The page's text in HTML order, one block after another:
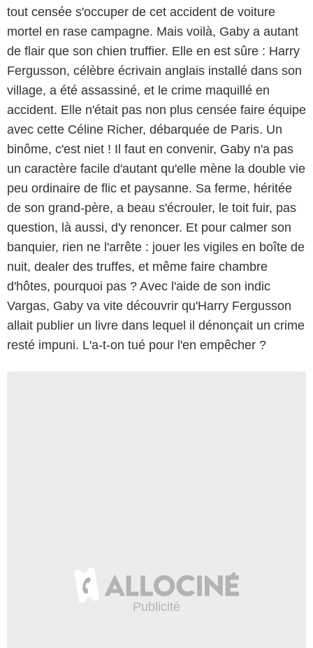
tout censée s'occuper de cet accident de voiture
mortel en rase campagne. Mais voilà, Gaby a autant
de flair que son chien truffier. Elle en est sûre : Harry
Fergusson, célèbre écrivain anglais installé dans son
village, a été assassiné, et le crime maquillé en
accident. Elle n'était pas non plus censée faire équipe
avec cette Céline Richer, débarquée de Paris. Un
binôme, c'est niet ! Il faut en convenir, Gaby n'a pas
un caractère facile d'autant qu'elle mène la double vie
peu ordinaire de flic et paysanne. Sa ferme, héritée
de son grand-père, a beau s'écrouler, le toit fuir, pas
question, là aussi, d'y renoncer. Et pour calmer son
banquier, rien ne l'arrête : jouer les vigiles en boîte de
nuit, dealer des truffes, et même faire chambre
d'hôtes, pourquoi pas ? Avec l'aide de son indic
Vargas, Gaby va vite découvrir qu'Harry Fergusson
allait publier un livre dans lequel il dénonçait un crime
resté impuni. L'a-t-on tué pour l'en empêcher ?